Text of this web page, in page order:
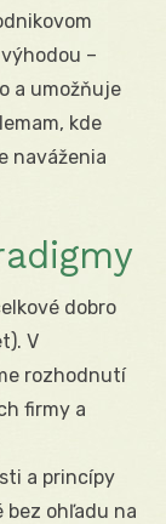
–
a umožňuje
kde
naváženia
dobro
V
rozhodnutí
firmy a
a princípy
bez ohľadu na